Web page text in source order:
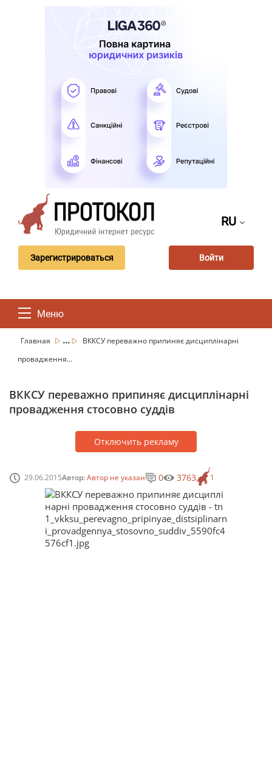
RU
Зарегистрироваться Войти
Меню
Главная ...
ВККСУ переважно припиняє дисциплінарні
провадження...
ВККСУ переважно припиняє дисциплінарні
провадження стосовно суддів
Отключить рекламу
29.06.2015Автор:Автор не указан 1
0 3763